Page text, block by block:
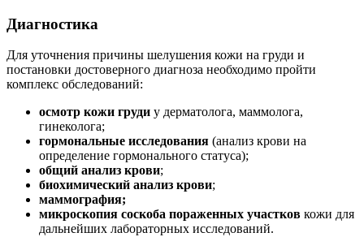
Диагностика
Для уточнения причины шелушения кожи на груди и
постановки достоверного диагноза необходимо пройти
комплекс обследований:
осмотр кожи груди у дерматолога, маммолога,
гинеколога;
гормональные исследования (анализ крови на
определение гормонального статуса);
общий анализ крови;
биохимический анализ крови;
маммография;
микроскопия соскоба пораженных участков кожи для
дальнейших лабораторных исследований.